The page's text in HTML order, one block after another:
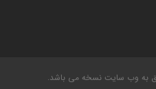
به وب سایت نسخه می باشد.